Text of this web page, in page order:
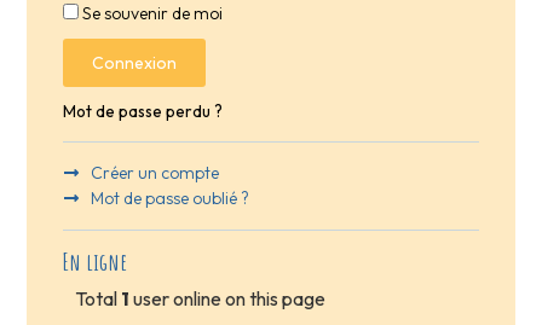
Se souvenir de moi
Connexion
Mot de passe perdu ?
Créer un compte
Mot de passe oublié ?
En ligne
Total 1 user online on this page